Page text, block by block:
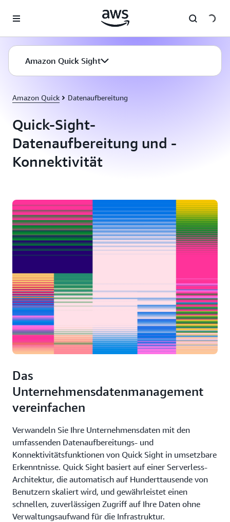
Überspringen zum Hauptinhalt
Amazon Quick Sight
Amazon Quick Datenaufbereitung
Quick-Sight-
Datenaufbereitung und -
Konnektivität
Das
Unternehmensdatenmanagement
vereinfachen
Verwandeln Sie Ihre Unternehmensdaten mit den
umfassenden Datenaufbereitungs- und
Konnektivitätsfunktionen von Quick Sight in umsetzbare
Erkenntnisse. Quick Sight basiert auf einer Serverless-
Architektur, die automatisch auf Hunderttausende von
Benutzern skaliert wird, und gewährleistet einen
schnellen, zuverlässigen Zugriff auf Ihre Daten ohne
Verwaltungsaufwand für die Infrastruktur.